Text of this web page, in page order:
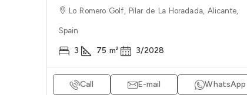
Lo Romero Golf, Pilar de La Horadada, Alicante,
Spain
3 75 m² 3/2028
Call E-mail WhatsApp